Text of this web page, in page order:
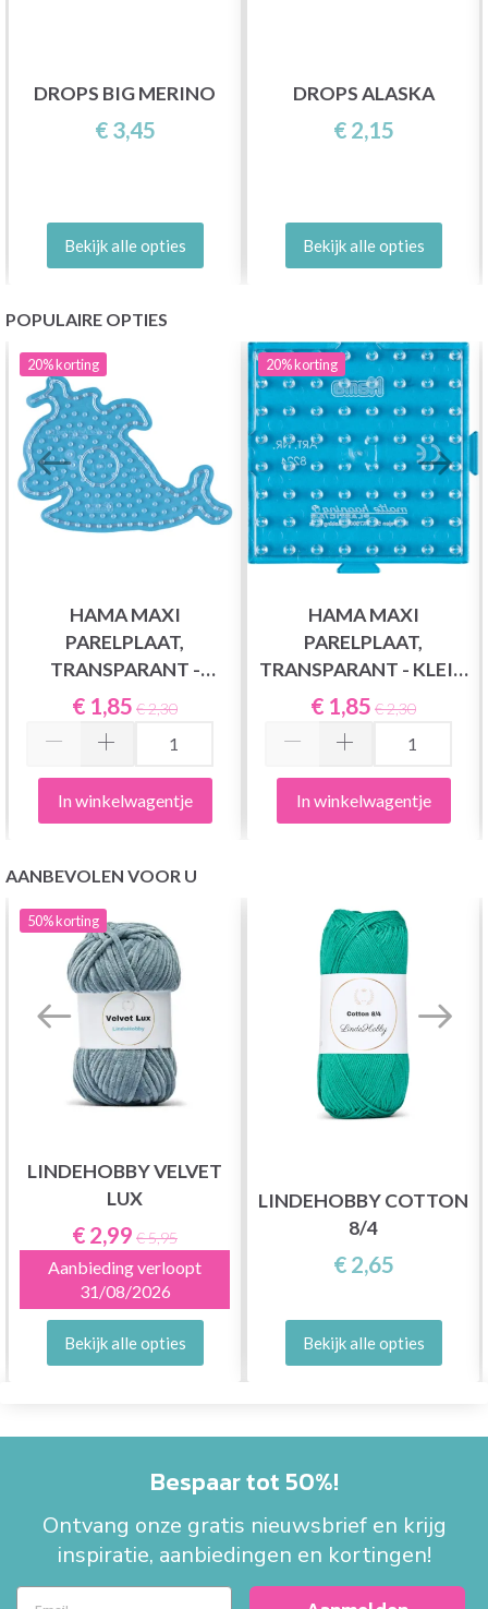
DROPS BIG MERINO
€ 3,45
Bekijk alle opties
DROPS ALASKA
€ 2,15
Bekijk alle opties
POPULAIRE OPTIES
20%korting
HAMA MAXI
PARELPLAAT,
TRANSPARANT -
WALVIS 8209
€ 1,85 € 2,30
In winkelwagentje
20%korting
HAMA MAXI
PARELPLAAT,
TRANSPARANT - KLEIN
VIERKANT 8224
€ 1,85 € 2,30
In winkelwagentje
AANBEVOLEN VOOR U
50%korting
LINDEHOBBY VELVET
LUX
€ 2,99 € 5,95
Aanbieding verloopt
31/08/2026
Bekijk alle opties
LINDEHOBBY COTTON
8/4
€ 2,65
Bekijk alle opties
Bespaar tot 50%!
Ontvang onze gratis nieuwsbrief en krijg
inspiratie, aanbiedingen en kortingen!